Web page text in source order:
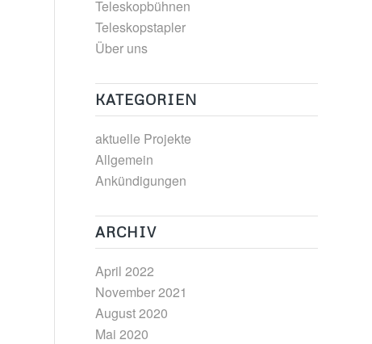
Teleskopbühnen
Teleskopstapler
Über uns
KATEGORIEN
aktuelle Projekte
Allgemein
Ankündigungen
ARCHIV
April 2022
November 2021
August 2020
Mai 2020